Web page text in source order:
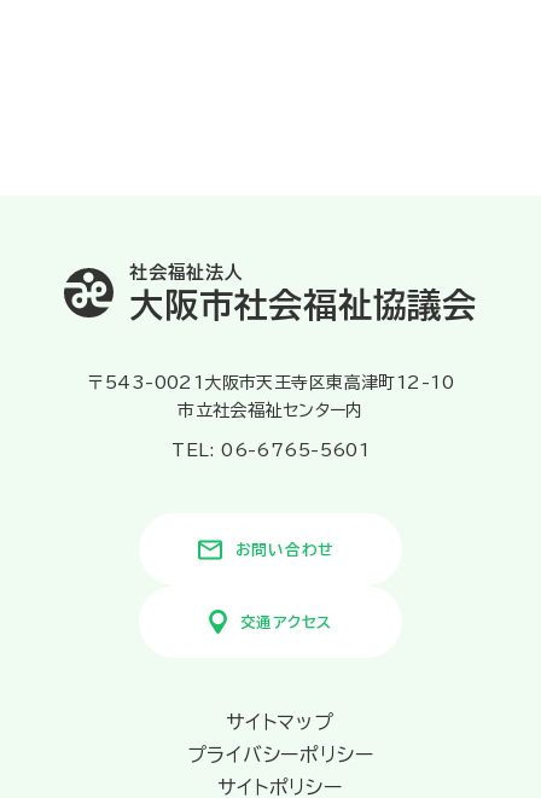
社会福祉法人
大阪市社会福祉協議会
〒543-0021大阪市天王寺区東高津町12-10
市立社会福祉センター内
TEL: 06-6765-5601
お問い合わせ
交通アクセス
サイトマップ
プライバシーポリシー
サイトポリシー